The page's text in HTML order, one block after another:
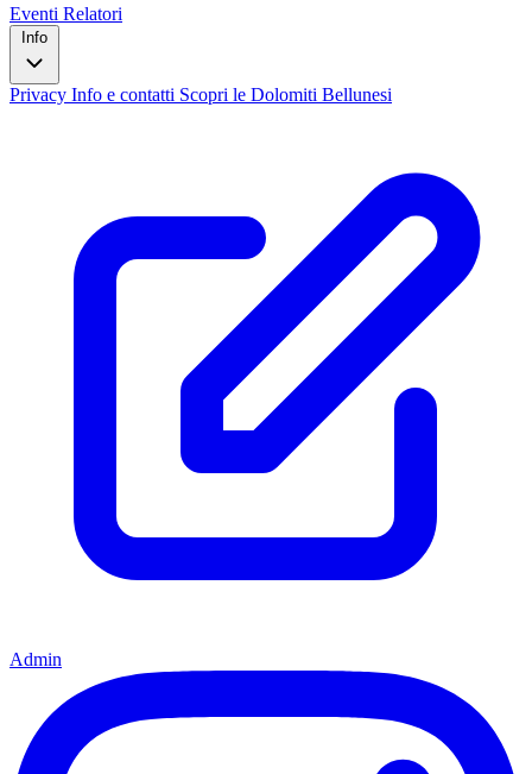
Eventi Relatori
Info
Privacy Info e contatti Scopri le Dolomiti Bellunesi
Admin